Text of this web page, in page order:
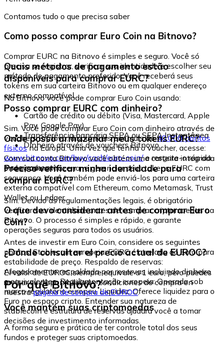
Contamos tudo o que precisa saber
Como posso comprar Euro Coin na Bitnovo?
Comprar EURC na Bitnovo é simples e seguro. Você só
precisa se registrar, verificar sua identidade e escolher seu
método de pagamento preferido. Você receberá seus
tokens em sua carteira Bitnovo ou em qualquer endereço
externo compatível.
Quais métodos de pagamento estão
disponíveis para comprar EURC?
Na Bitnovo você pode comprar Euro Coin usando:
Cartão de crédito ou débito (Visa, Mastercard, Apple
Pay, Google Pay)
Transferência bancária SEPA ou SEPA Instantânea
Dinheiro através de vouchers Bitnovo
Posso comprar EURC com dinheiro?
Sim. Você pode comprar Euro Coin com dinheiro através de
vouchers Bitnovo, disponíveis em mais de40.000 pontos
físicosna Europa. Uma vez que tenha o voucher, acesse:
www.bitnovo.com/buy/cash/euro-coin/e resgate-o rápida
e seguramente.
Onde posso armazenar meus tokens EURC?
Com sua conta Bitnovo você obtém uma carteira integrada
onde pode armazenar e gerenciar seus tokens EURC com
segurança. Você também pode enviá-los para uma carteira
externa compatível com Ethereum, como Metamask, Trust
Wallet ou Ledger.
Preciso verificar minha identidade para
comprar EURC?
Sim. Devido às regulamentações legais, é obrigatório
verificar sua identidade antes de comprar criptomoedas na
Bitnovo. O processo é simples e rápido, e garante
operações seguras para todos os usuários.
O que devo considerar antes de comprar Euro
Coin?
Antes de investir em Euro Coin, considere os seguintes
pontos: Stablecoin europeia: EURC é atrelada ao Euro para
estabilidade de preço. Respaldo de reservas:
Alegadamente respaldada por reservas incluindo dinheiro
e equivalentes. Regulamentação europeia: Operada sob
marco regulatório europeu. Liquidez: Oferece liquidez para o
Euro no espaço cripto. Entender sua natureza de
stablecoin e estrutura de reservas ajudará você a tomar
decisões de investimento informadas.
¿Dónde consultar el precio actual de EUROC?
El valor de EUROC siempre equivale a 1 euro, pero puedes
revisar su disponibilidad y condiciones de compra en
nuestrapágina de compra de EUROC.
Por que Bitnovo?
Você mantém suas criptomoedas
A forma segura e prática de ter controle total dos seus
fundos e proteger suas criptomoedas.